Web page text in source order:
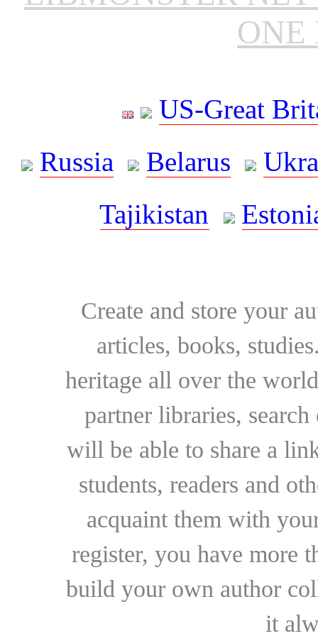
ONE
US-Great
Russia
Belarus
Tajikistan
Create and store your
articles, books,
heritage all over the
partner libraries,
will be able to share a
students, readers and
acquaint them with
register, you have more
build your own author
it